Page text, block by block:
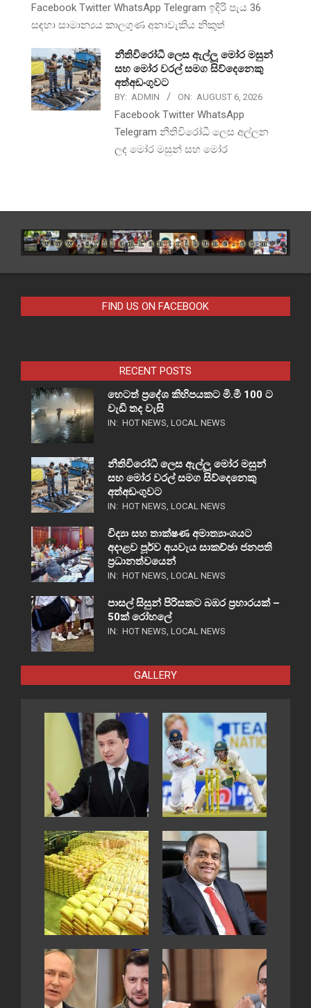
Facebook Twitter WhatsApp Telegram ඉදිරි පැය 36
සඳහා සාමාන්‍යය කාලගුණ අනාවැකිය නිකුත්
නීතිවිරෝධී ලෙස ඇල්ලූ මෝර මසුන්
සහ මෝර වරල් සමග සිව්දෙනෙකු
අත්අඩංගුවට
BY: ADMIN ON: AUGUST 6, 2026
Facebook Twitter WhatsApp
Telegram නීතිවිරෝධී ලෙස අල්ලන
ලද මෝර මසුන් සහ මෝර
FIND US ON FACEBOOK
RECENT POSTS
හෙටත් ප්‍රදේශ කිහිපයකට මි.මී 100 ට
වැඩි තද වැසි
IN: HOT NEWS, LOCAL NEWS
නීතිවිරෝධී ලෙස ඇල්ලූ මෝර මසුන්
සහ මෝර වරල් සමග සිව්දෙනෙකු
අත්අඩංගුවට
IN: HOT NEWS, LOCAL NEWS
විද්‍යා සහ තාක්ෂණ අමාත්‍යාංශයට
අදාළව පූර්ව අයවැය සාකච්ඡා ජනපති
ප්‍රධානත්වයෙන්
IN: HOT NEWS, LOCAL NEWS
පාසල් සිසුන් පිරිසකට බඹර ප්‍රහාරයක් –
50ක් රෝහලේ
IN: HOT NEWS, LOCAL NEWS
GALLERY